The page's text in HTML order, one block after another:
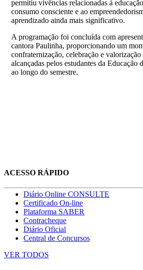
permitiu vivências relacionadas à
consumo consciente e ao
aprendizado ainda mais significativo.
A programação foi concluída com
cantora Paulinha, proporcionando um
confraternização, celebração e valorização
alcançadas pelos estudantes da Educação
ao longo do semestre.
ACESSO RÁPIDO
Diário Online CONSULTE
Certificado On-line
Plataforma SABER
Contracheque
Diário Oficial
Central de Concursos
VER TODOS